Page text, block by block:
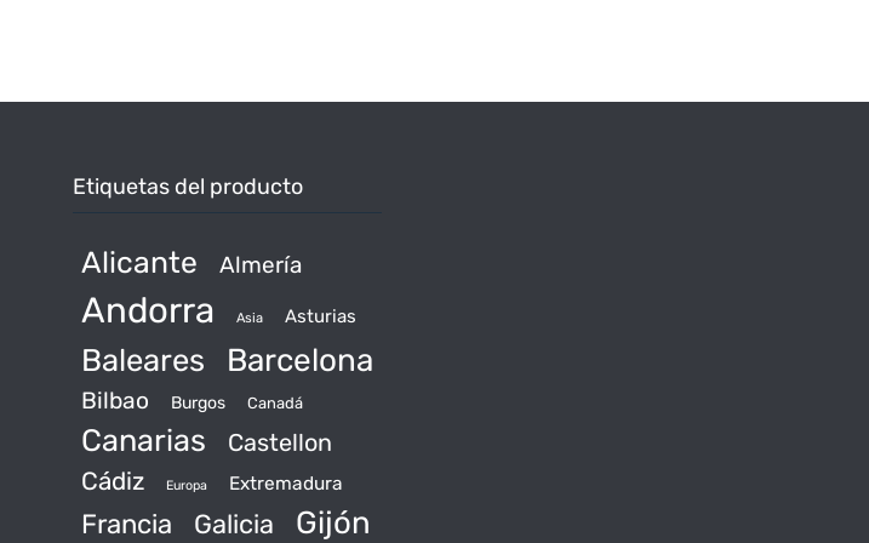
Etiquetas del producto
Alicante Almería
Andorra Asia Asturias
Baleares Barcelona
Bilbao Burgos Canadá
Canarias
Castellon
Cádiz
Europa Extremadura
Francia Galicia Gijón